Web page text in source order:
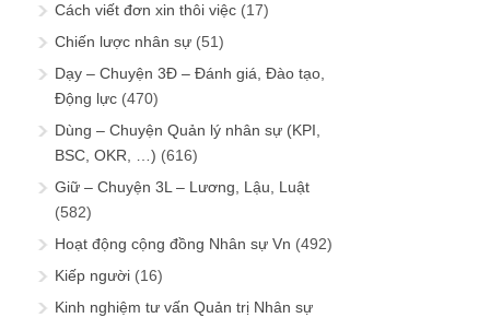
Cách viết đơn xin thôi việc (17)
Chiến lược nhân sự (51)
Dạy – Chuyện 3Đ – Đánh giá, Đào tạo,
Động lực (470)
Dùng – Chuyện Quản lý nhân sự (KPI,
BSC, OKR, …) (616)
Giữ – Chuyện 3L – Lương, Lậu, Luật
(582)
Hoạt động cộng đồng Nhân sự Vn (492)
Kiếp người (16)
Kinh nghiệm tư vấn Quản trị Nhân sự